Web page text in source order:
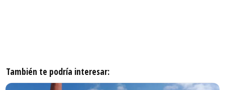
También te podría interesar: